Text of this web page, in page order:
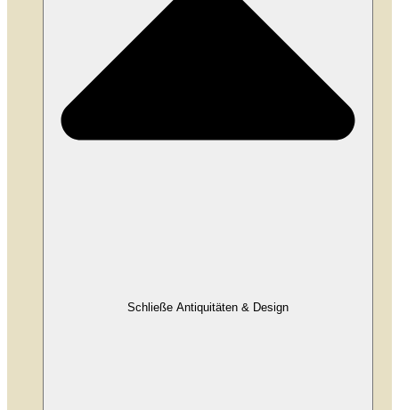
Schließe Antiquitäten & Design